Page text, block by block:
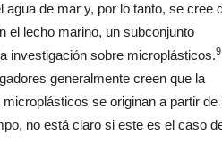
agua de mar y, por lo tanto, se cree
el lecho marino, un subconjunto
investigación sobre microplásticos.9
generalmente creen que la
se originan a partir
no está claro si este es el caso